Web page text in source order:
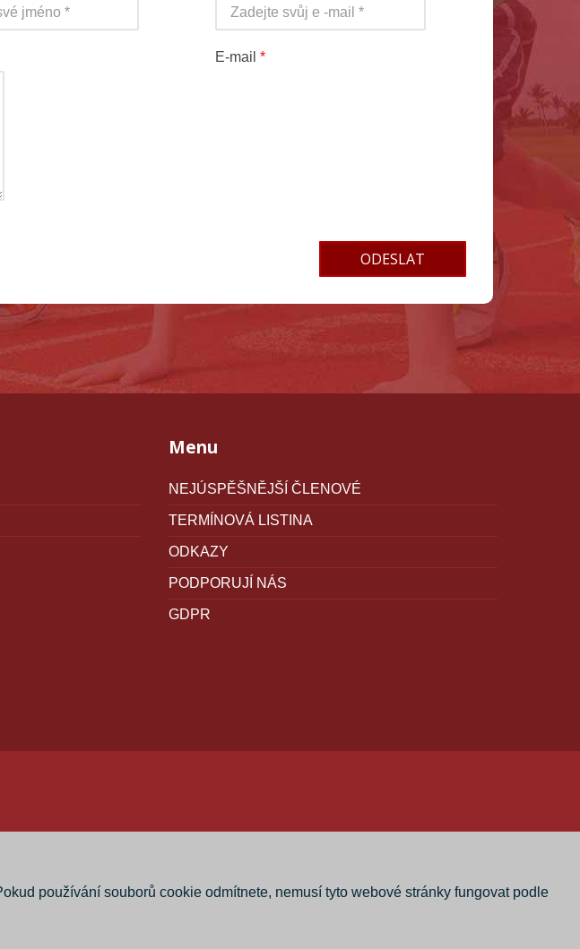
E-mail *
Menu
NEJÚSPĚŠNĚJŠÍ ČLENOVÉ
TERMÍNOVÁ LISTINA
ODKAZY
PODPORUJÍ NÁS
GDPR
používání souborů cookie odmítnete, nemusí tyto webové stránky fungovat podle